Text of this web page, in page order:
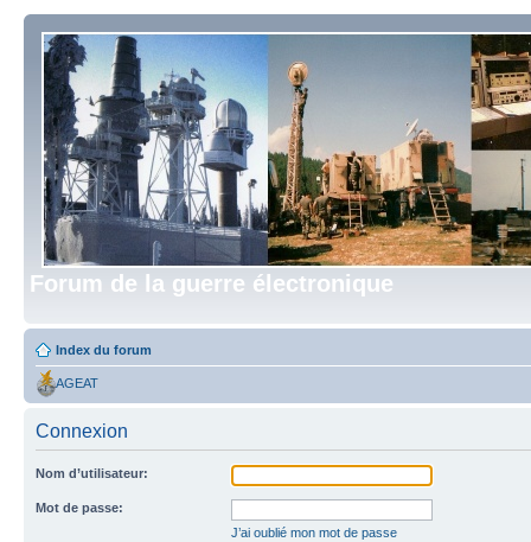
Forum de la guerre électronique
Index du forum
AGEAT
Connexion
Nom d’utilisateur:
Mot de passe:
J’ai oublié mon mot de passe